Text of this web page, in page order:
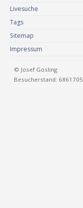
Livesuche
Tags
Sitemap
Impressum
© Josef Gosling
Besucherstand: 6861705